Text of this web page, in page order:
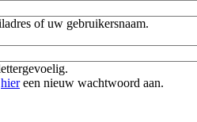
of uw gebruikersnaam.
hiereen nieuw wachtwoord aan.